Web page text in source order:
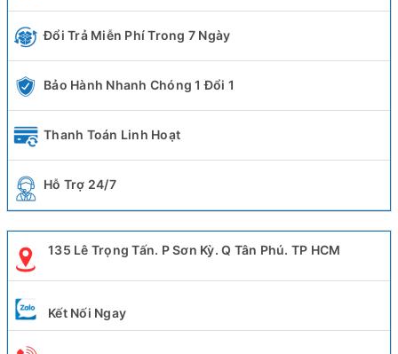
Đổi Trả Miễn Phí Trong 7 Ngày
Bảo Hành Nhanh Chóng 1 Đổi 1
Thanh Toán Linh Hoạt
Hỗ Trợ 24/7
135 Lê Trọng Tấn. P Sơn Kỳ. Q Tân Phú. TP HCM
Kết Nối Ngay